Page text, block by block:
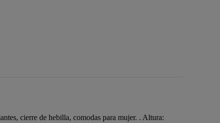
cierre de hebilla, comodas para mujer. . Altura: